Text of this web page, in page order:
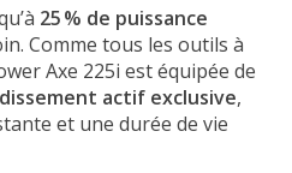
25 % de puissance
Comme tous les outils à
Axe 225i est équipée de
actif exclusive,
et une durée de vie